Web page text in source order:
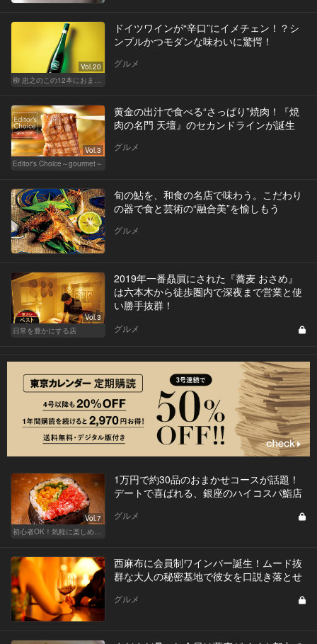
Vol.20
柳 忠之のこの12本におまかせ
ドイツワインが“辛口”にイメチェン！？シ
ンプルかつモダンな味わいに驚愕！
グルメ
Vol.3
Editor's Choice～gourmet～
黄金の出汁で食べる“さっぱり”焼肉！『焼
肉の名門 天壇』のセカンドラインが誕生
グルメ
旬の鮎を、和食の名店で味わう。こだわり
の器で食と芸術の“融合美”を愉しもう
グルメ
Vol.3
日常を豊かにする店
2019年一番贔屓にされた『蕎麦 おさめ』
は六本木から徒歩圏内で深夜まで営業と使
い勝手抜群！
グルメ
Vol.7
初心者OK！気軽に楽しめる鮨の人気店
1万円で約30品のおまかせコースが話題！
デートで喜ばれる、銀座のハイコスパ鮨店
グルメ
西麻布に会員制ワインバー誕生！ムード抜
群な大人の秘密基地で彼女を口説き落とせ
グルメ